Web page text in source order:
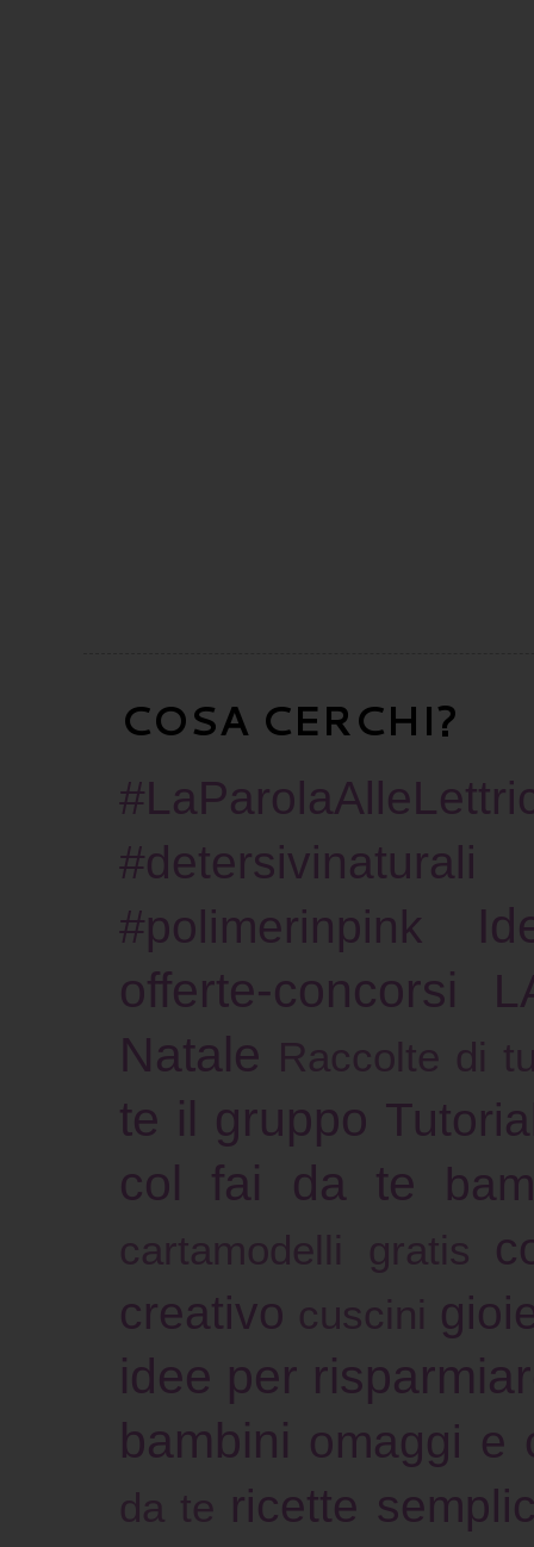
COSA CERCHI?
#detersivinaturali
#polimerinpink
offerte-concorsi
Natale Raccolte di
te il gruppo
col fai da te
cartamodelli gratis
creativo cuscini
idee per
bambini omaggi e
da te ricette